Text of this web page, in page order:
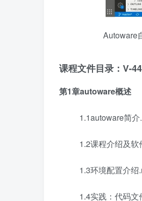
Autoware
课程文件目录：V-
第1章autoware概述
1.1autoware简
1.2课程介绍及
1.3环境配置介绍
1.4实践：代码